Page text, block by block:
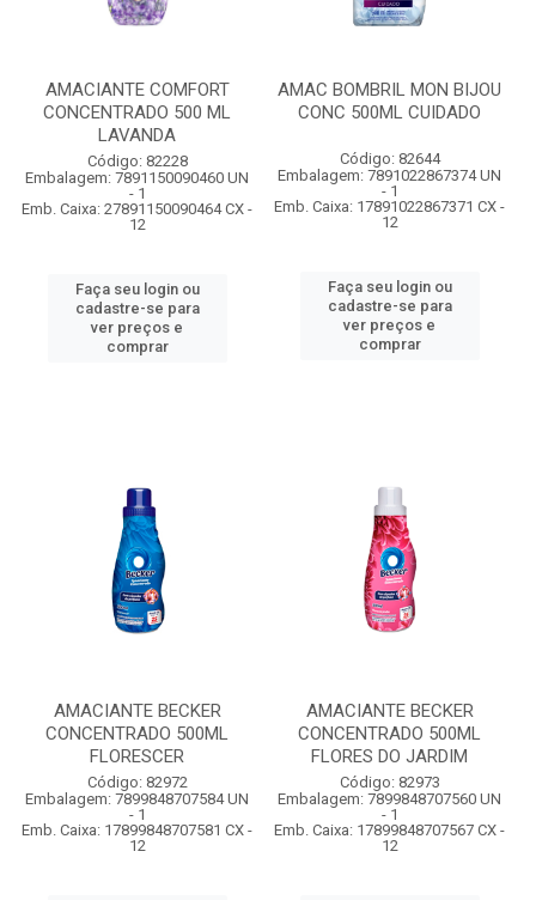
AMACIANTE COMFORT
CONCENTRADO 500 ML
LAVANDA
Código: 82228
Embalagem: 7891150090460 UN
- 1
Emb. Caixa: 27891150090464 CX -
12
Faça seu login ou
cadastre-se para
ver preços e
comprar
AMAC BOMBRIL MON BIJOU
CONC 500ML CUIDADO
Código: 82644
Embalagem: 7891022867374 UN
- 1
Emb. Caixa: 17891022867371 CX -
12
Faça seu login ou
cadastre-se para
ver preços e
comprar
AMACIANTE BECKER
CONCENTRADO 500ML
FLORESCER
Código: 82972
Embalagem: 7899848707584 UN
- 1
Emb. Caixa: 17899848707581 CX -
12
AMACIANTE BECKER
CONCENTRADO 500ML
FLORES DO JARDIM
Código: 82973
Embalagem: 7899848707560 UN
- 1
Emb. Caixa: 17899848707567 CX -
12